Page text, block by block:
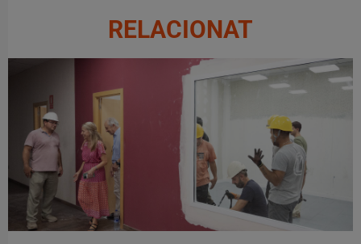
RELACIONAT